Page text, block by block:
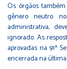
Os órgãos
gênero neutro
administrativa,
ignorado. As
aprovadas na 91ª
encerrada na